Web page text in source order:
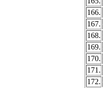
166.
167.
168.
169.
170.
171.
172.